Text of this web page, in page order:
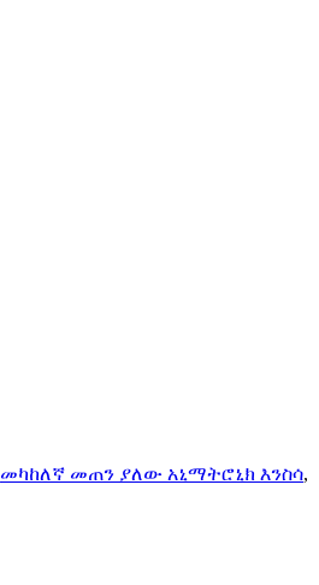
መካከለኛ መጠን ያለው አኒማትሮኒክ እንስሳ,